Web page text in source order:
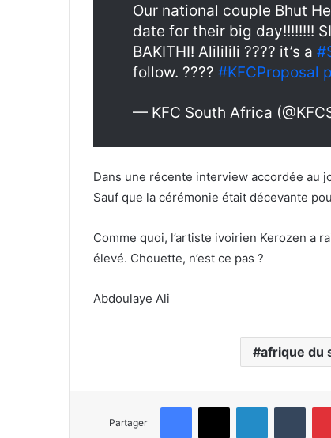
Our national couple Bhut
date for their big day!!!!!!!! SI
BAKITHI! Alililili ???? it’s a
follow. ???? #KFCProposal
— KFC South Africa
Dans une récente interview accordée au
Sauf que la cérémonie était décevante
Comme quoi, l’artiste ivoirien Kerozen a
élevé. Chouette, n’est ce pas ?
Abdoulaye Ali
afrique du
Partager